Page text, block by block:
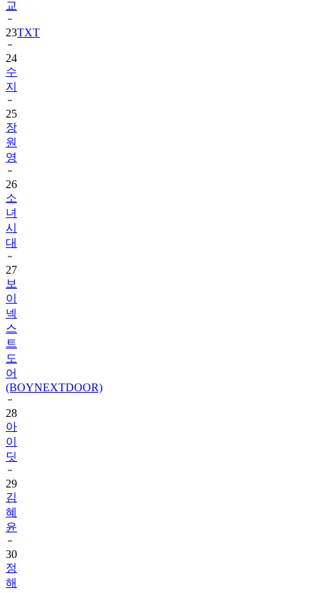
23
24
수
지
25
장
원
영
26
소
녀
시
대
27
보
이
넥
스
트
도
어
(BOYNEXTDOOR)
28
아
이
딧
29
김
혜
윤
30
정
해
인
1